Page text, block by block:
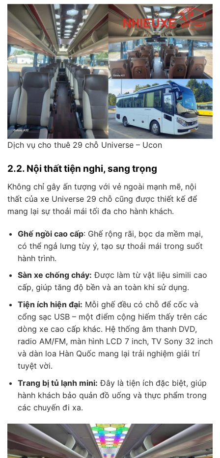
Dịch vụ cho thuê 29 chỗ Universe – Ucon
2.2. Nội thất tiện nghi, sang trọng
Không chỉ gây ấn tượng với vẻ ngoài mạnh mẽ, nội
thất của xe Universe 29 chỗ cũng được thiết kế để
mang lại sự thoải mái tối đa cho hành khách.
Ghế ngồi cao cấp: Ghế rộng rãi, bọc da mềm mại,
có thể ngả lưng tùy ý, tạo sự thoải mái trong suốt
hành trình.
Sàn xe chống cháy: Được làm từ vật liệu simili cao
cấp, giúp tăng độ bền và an toàn khi sử dụng.
Tiện ích hiện đại: Mỗi ghế đều có chỗ để cốc và
cổng sạc USB – một điểm cộng hiếm thấy trên các
dòng xe cao cấp khác. Hệ thống âm thanh DVD,
radio AM/FM, màn hình LCD 7 inch, TV Sony 32 inch
và dàn loa Hàn Quốc mang lại trải nghiệm giải trí
tuyệt vời.
Trang bị tủ lạnh mini: Đây là tiện ích đặc biệt, giúp
hành khách bảo quản đồ uống và thực phẩm trong
các chuyến đi xa.